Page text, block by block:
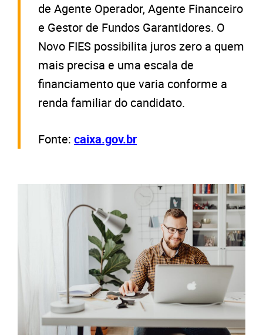
de Agente Operador, Agente Financeiro
e Gestor de Fundos Garantidores. O
Novo FIES possibilita juros zero a quem
mais precisa e uma escala de
financiamento que varia conforme a
renda familiar do candidato.
Fonte: caixa.gov.br